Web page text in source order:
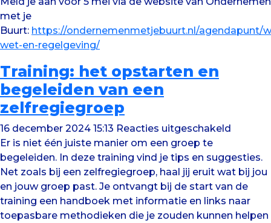
met je
Buurt: https://ondernemenmetjebuurt.nl/agendapunt/
wet-en-regelgeving/
Training: het opstarten en
begeleiden van een
zelfregiegroep
16 december 2024 15:13 Reacties uitgeschakeld
het
en
van
Er is niet één juiste manier om een groep te
begeleiden. In deze training vind je tips en suggesties.
Net zoals bij een zelfregiegroep, haal jij eruit wat bij jou
en jouw groep past. Je ontvangt bij de start van de
training een handboek met informatie en links naar
toepasbare methodieken die je zouden kunnen helpen